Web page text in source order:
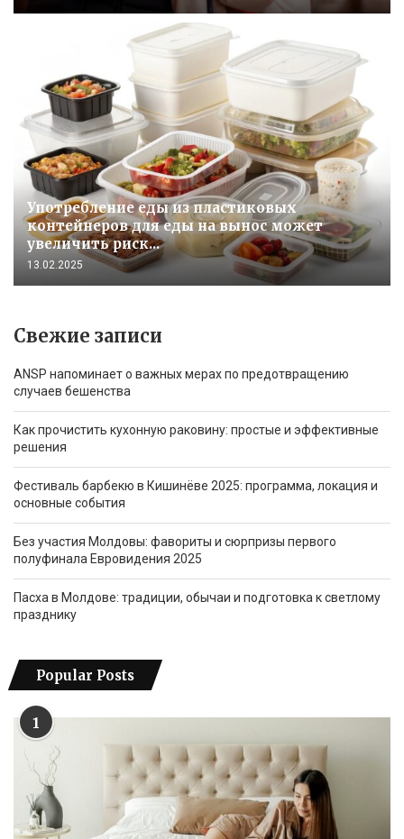
Употребление еды из пластиковых
контейнеров для еды на вынос может
увеличить риск...
13.02.2025
Свежие записи
ANSP напоминает о важных мерах по предотвращению
случаев бешенства
Как прочистить кухонную раковину: простые и эффективные
решения
Фестиваль барбекю в Кишинёве 2025: программа, локация и
основные события
Без участия Молдовы: фавориты и сюрпризы первого
полуфинала Евровидения 2025
Пасха в Молдове: традиции, обычаи и подготовка к светлому
празднику
Popular Posts
1